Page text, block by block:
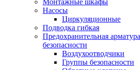
Монтажные шкафы
Насосы
Циркуляционные
Подводка гибкая
Предохранительная
безопасности
Воздухоотводчики
Группы безопасности